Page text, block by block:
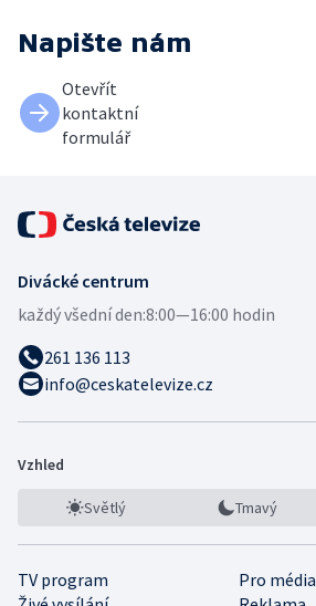
Napište nám
Otevřít
kontaktní
formulář
Divácké centrum
každý všední den:8:00—16:00 hodin
261 136 113
info@ceskatelevize.cz
Vzhled
Světlý Tmavý
TV program
Pro média